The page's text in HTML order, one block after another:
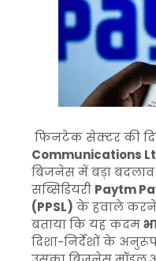
फिनटेक सेक्टर की
Communications
बिजनेस में बड़ा
सब्सिडियरी Paytm
(PPSL) के हवाले करने
बताया कि यह कदम
दिशा-निर्देशों के